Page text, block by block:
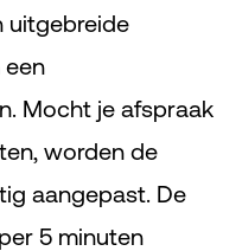
uitgebreide
een
Mocht je afspraak
worden de
aangepast. De
5 minuten